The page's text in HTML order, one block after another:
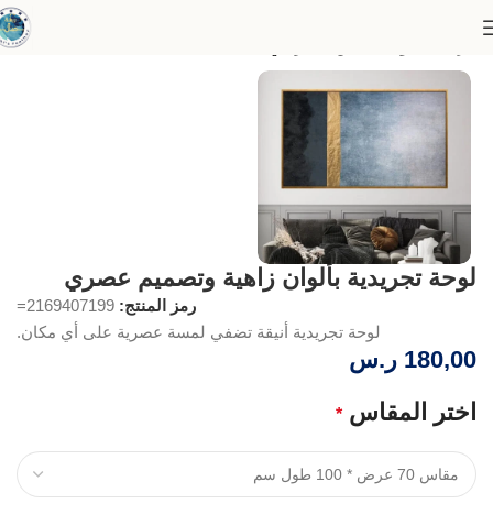
لوحة تجريدية بألوان زاهية وتصميم عصري
رمز المنتج: 2169407199=
لوحة تجريدية أنيقة تضفي لمسة عصرية على أي مكان.
180,00 ر.س
اختر المقاس *